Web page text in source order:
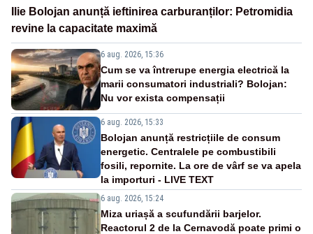
Ilie Bolojan anunță ieftinirea carburanților: Petromidia
revine la capacitate maximă
6 aug. 2026, 15:36
Cum se va întrerupe energia electrică la
marii consumatori industriali? Bolojan:
Nu vor exista compensații
6 aug. 2026, 15:33
Bolojan anunță restricțiile de consum
energetic. Centralele pe combustibili
fosili, repornite. La ore de vârf se va apela
la importuri - LIVE TEXT
6 aug. 2026, 15:24
Miza uriașă a scufundării barjelor.
Reactorul 2 de la Cernavodă poate primi o